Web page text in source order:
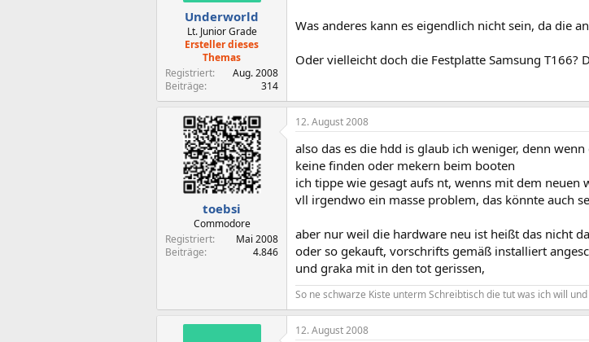
Underworld
Lt. Junior Grade
Ersteller dieses
Themas
Registriert
Aug. 2008
Beiträge
314
Was anderes kann es eigendlich nicht sein, da die
Oder vielleicht doch die Festplatte Samsung T166?
toebsi
Commodore
Registriert
Mai 2008
Beiträge
4.846
12. August 2008
also das es die hdd is glaub ich weniger, denn
keine finden oder mekern beim booten
ich tippe wie gesagt aufs nt, wenns mit dem
vll irgendwo ein masse problem, das könnte auch
aber nur weil die hardware neu ist heißt das nicht
oder so gekauft, vorschrifts gemäß installiert
und graka mit in den tot gerissen,
So ne schwarze Kiste unterm Schreibtisch die tut was ich will
12. August 2008